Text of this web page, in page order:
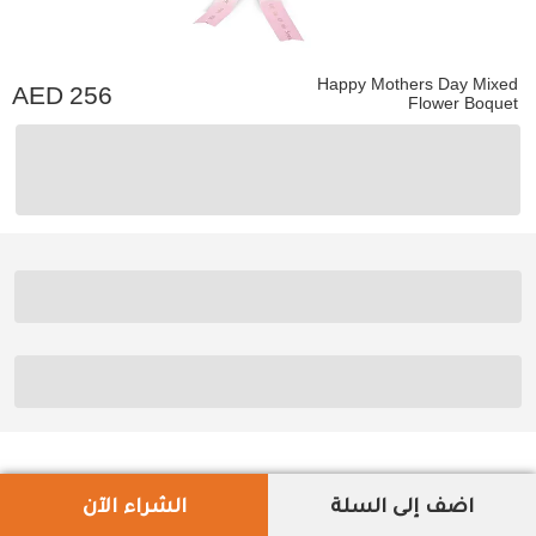
Happy Mothers Day Mixed
Flower Boquet
256
اضف إلى السلة الشراء الآن